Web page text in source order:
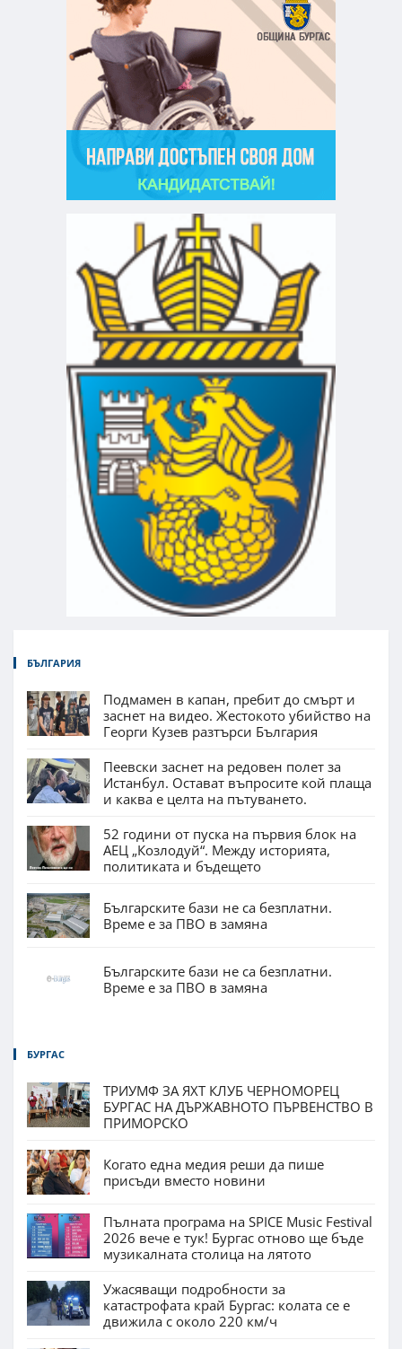
БЪЛГАРИЯ
Подмамен в капан, пребит до смърт и
заснет на видео. Жестокото убийство на
Георги Кузев разтърси България
Пеевски заснет на редовен полет за
Истанбул. Остават въпросите кой плаща
и каква е целта на пътуването.
52 години от пуска на първия блок на
АЕЦ „Козлодуй“. Между историята,
политиката и бъдещето
Българските бази не са безплатни.
Време е за ПВО в замяна
Българските бази не са безплатни.
Време е за ПВО в замяна
БУРГАС
ТРИУМФ ЗА ЯХТ КЛУБ ЧЕРНОМОРЕЦ
БУРГАС НА ДЪРЖАВНОТО ПЪРВЕНСТВО В
ПРИМОРСКО
Когато една медия реши да пише
присъди вместо новини
Пълната програма на SPICE Music Festival
2026 вече е тук! Бургас отново ще бъде
музикалната столица на лятото
Ужасяващи подробности за
катастрофата край Бургас: колата се е
движила с около 220 км/ч